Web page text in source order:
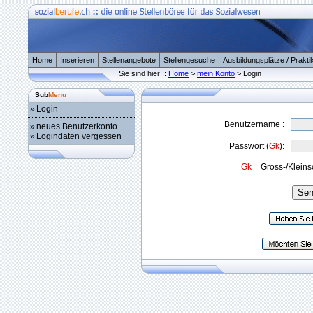
Home Inserieren Stellenangebote Stellengesuche
Ausbildungsplätze /
Sie sind hier :: Home > mein Konto > Login
SubMenu
» Login
»neues Benutzerkonto
» Logindaten vergessen
Benutzername :
Passwort (Gk):
Gk= Gross-/